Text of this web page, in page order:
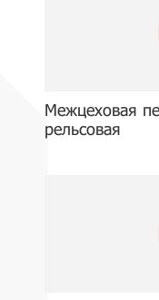
Межцеховая
рельсовая